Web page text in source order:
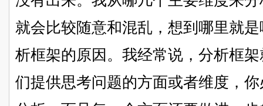
就会比较随意和混乱，想到哪里就
析框架的原因。 我经常说，分析框
们提供思考问题的方面或者维度，